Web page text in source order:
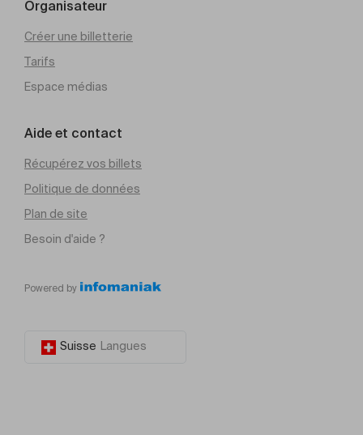
Organisateur
Créer une billetterie
Tarifs
Espace médias
Aide et contact
Récupérez vos billets
Politique de données
Plan de site
Besoin d'aide ?
Powered by
Suisse Langues